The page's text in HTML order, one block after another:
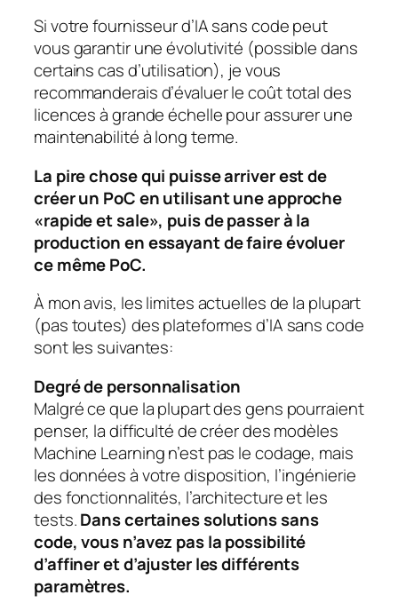
Si votre fournisseur d’IA sans code peut
vous garantir une évolutivité (possible dans
certains cas d’utilisation), je vous
recommanderais d’évaluer le coût total des
licences à grande échelle pour assurer une
maintenabilité à long terme.
La pire chose qui puisse arriver est de
créer un PoC en utilisant une approche
«rapide et sale», puis de passer à la
production en essayant de faire évoluer
ce même PoC.
À mon avis, les limites actuelles de la plupart
(pas toutes) des plateformes d’IA sans code
sont les suivantes:
Degré de personnalisation
Malgré ce que la plupart des gens pourraient
penser, la difficulté de créer des modèles
Machine Learning n’est pas le codage, mais
les données à votre disposition, l’ingénierie
des fonctionnalités, l’architecture et les
tests.Dans certaines solutions sans
code, vous n’avez pas la possibilité
d’affiner et d’ajuster les différents
paramètres.